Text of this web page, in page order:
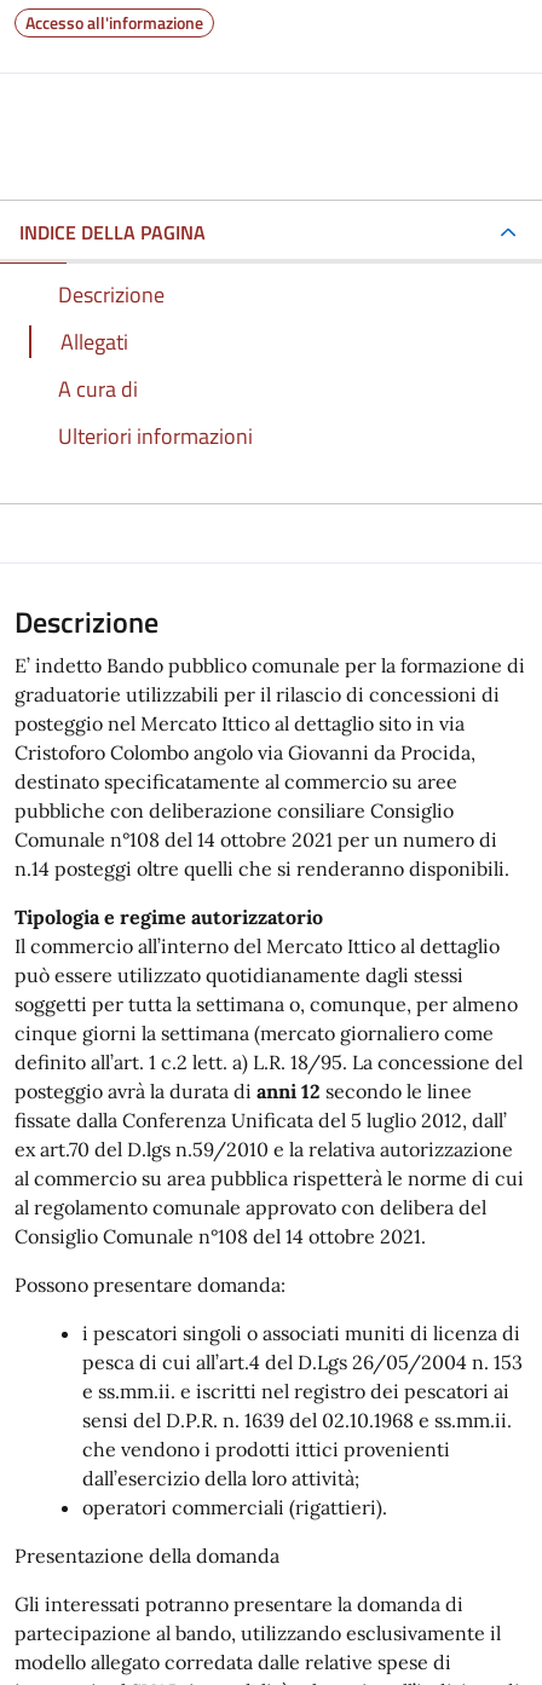
Accesso all'informazione
INDICE DELLA PAGINA
Descrizione
Allegati
A cura di
Ulteriori informazioni
Descrizione
E’ indetto Bando pubblico comunale per la formazione di
graduatorie utilizzabili per il rilascio di concessioni di
posteggio nel Mercato Ittico al dettaglio sito in via
Cristoforo Colombo angolo via Giovanni da Procida,
destinato specificatamente al commercio su aree
pubbliche con deliberazione consiliare Consiglio
Comunale n°108 del 14 ottobre 2021 per un numero di
n.14 posteggi oltre quelli che si renderanno disponibili.
Tipologia e regime autorizzatorio
Il commercio all’interno del Mercato Ittico al dettaglio
può essere utilizzato quotidianamente dagli stessi
soggetti per tutta la settimana o, comunque, per almeno
cinque giorni la settimana (mercato giornaliero come
definito all’art. 1 c.2 lett. a) L.R. 18/95. La concessione del
posteggio avrà la durata di anni 12 secondo le linee
fissate dalla Conferenza Unificata del 5 luglio 2012, dall’
ex art.70 del D.lgs n.59/2010 e la relativa autorizzazione
al commercio su area pubblica rispetterà le norme di cui
al regolamento comunale approvato con delibera del
Consiglio Comunale n°108 del 14 ottobre 2021.
Possono presentare domanda:
i pescatori singoli o associati muniti di licenza di
pesca di cui all’art.4 del D.Lgs 26/05/2004 n. 153
e ss.mm.ii. e iscritti nel registro dei pescatori ai
sensi del D.P.R. n. 1639 del 02.10.1968 e ss.mm.ii.
che vendono i prodotti ittici provenienti
dall’esercizio della loro attività;
operatori commerciali (rigattieri).
Presentazione della domanda
Gli interessati potranno presentare la domanda di
partecipazione al bando, utilizzando esclusivamente il
modello allegato corredata dalle relative spese di